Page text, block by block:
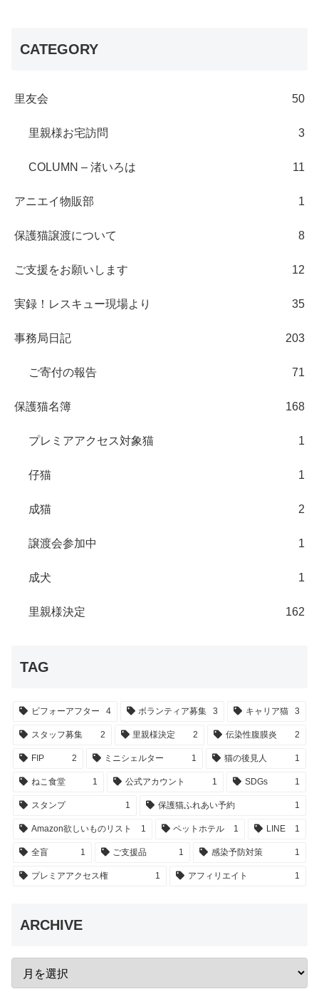
CATEGORY
里友会 50
里親様お宅訪問 3
COLUMN – 渚いろは 11
アニエイ物販部 1
保護猫譲渡について 8
ご支援をお願いします 12
実録！レスキュー現場より 35
事務局日記 203
ご寄付の報告 71
保護猫名簿 168
プレミアアクセス対象猫 1
仔猫 1
成猫 2
譲渡会参加中 1
成犬 1
里親様決定 162
TAG
ビフォーアフター 4 ボランティア募集 3 キャリア猫 3
スタッフ募集 2 里親様決定 2 伝染性腹膜炎 2
FIP 2 ミニシェルター 1 猫の後見人 1
ねこ食堂 1 公式アカウント 1 SDGs 1
スタンプ 1 保護猫ふれあい予約 1
Amazon欲しいものリスト 1 ペットホテル 1 LINE 1
全盲 1 ご支援品 1 感染予防対策 1
プレミアアクセス権 1 アフィリエイト 1
ARCHIVE